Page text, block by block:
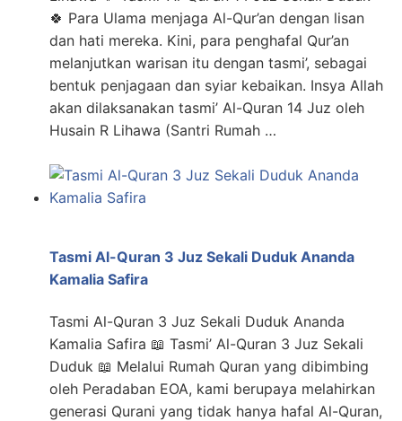
🍀 Para Ulama menjaga Al-Qur’an dengan lisan
dan hati mereka. Kini, para penghafal Qur’an
melanjutkan warisan itu dengan tasmi’, sebagai
bentuk penjagaan dan syiar kebaikan. Insya Allah
akan dilaksanakan tasmi’ Al-Quran 14 Juz oleh
Husain R Lihawa (Santri Rumah …
Tasmi Al-Quran 3 Juz Sekali Duduk Ananda
Kamalia Safira
Tasmi Al-Quran 3 Juz Sekali Duduk Ananda
Kamalia Safira 📖 Tasmi’ Al-Quran 3 Juz Sekali
Duduk 📖 Melalui Rumah Quran yang dibimbing
oleh Peradaban EOA, kami berupaya melahirkan
generasi Qurani yang tidak hanya hafal Al-Quran,